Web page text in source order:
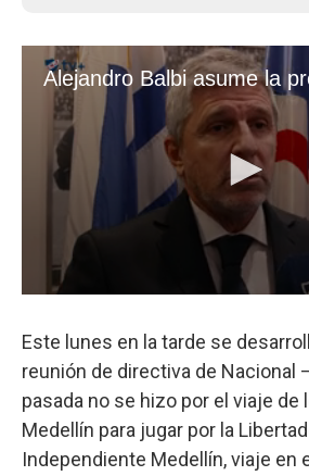
Este lunes en la tarde se
reunión de directiva de Nacional
pasada no se hizo por el viaje de
Medellín para jugar por la
Independiente Medellín, viaje en